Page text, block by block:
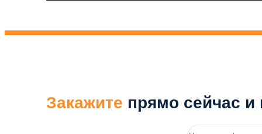
Закажите прямо сейчас и